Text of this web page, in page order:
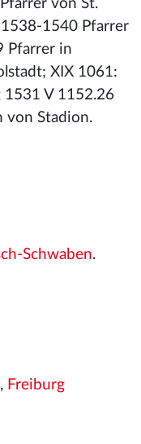
von St.
1540 Pfarrer
Pfarrer in
XIX 1061:
1531 V 1152.26
von Stadion.
Schwaben.
, Freiburg